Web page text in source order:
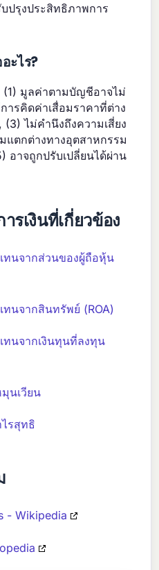
ปรุงประสิทธิภาพการ
ะไร?
(1) มูลค่าตามบัญชีอาจไม่
รคิดค่าเสื่อมราคาที่ต่าง
(3) ไม่คำนึงถึงความเสี่ยง
ตกต่างทางอุตสาหกรรม
อาจถูกปรับเปลี่ยนได้ผ่าน
รเงินที่เกี่ยวข้อง
ทนจากส่วนของผู้ถือหุ้น
นจากสินทรัพย์ (ROA)
นจากเงินทุนที่ลงทุน
นเวียน
รสุทธิ
- Wikipedia